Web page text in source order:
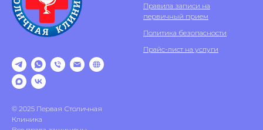
© 2025 Первая Столичная
Клиника
Правила записи на
первичный прием
Политика безопасности
Прайс-лист на услуги